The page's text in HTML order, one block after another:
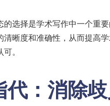
的选择是学术写作中一个重
清晰度和准确性，从而提高
。
代：消除